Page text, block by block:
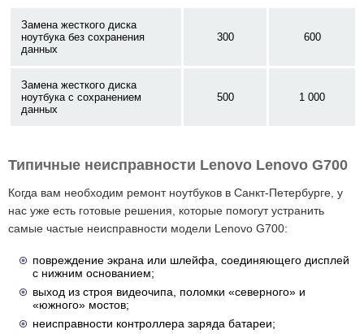
Замена жесткого диска
ноутбука без сохранения
данных
300 600
Замена жесткого диска
ноутбука с сохранением
данных
500 1 000
Типичные неисправности Lenovo Lenovo G700
Когда вам необходим ремонт ноутбуков в Санкт-Петербурге, у
нас уже есть готовые решения, которые помогут устранить
самые частые неисправности модели Lenovo G700:
повреждение экрана или шлейфа, соединяющего дисплей
с нижним основанием;
выход из строя видеочипа, поломки «северного» и
«южного» мостов;
неисправности контроллера заряда батареи;